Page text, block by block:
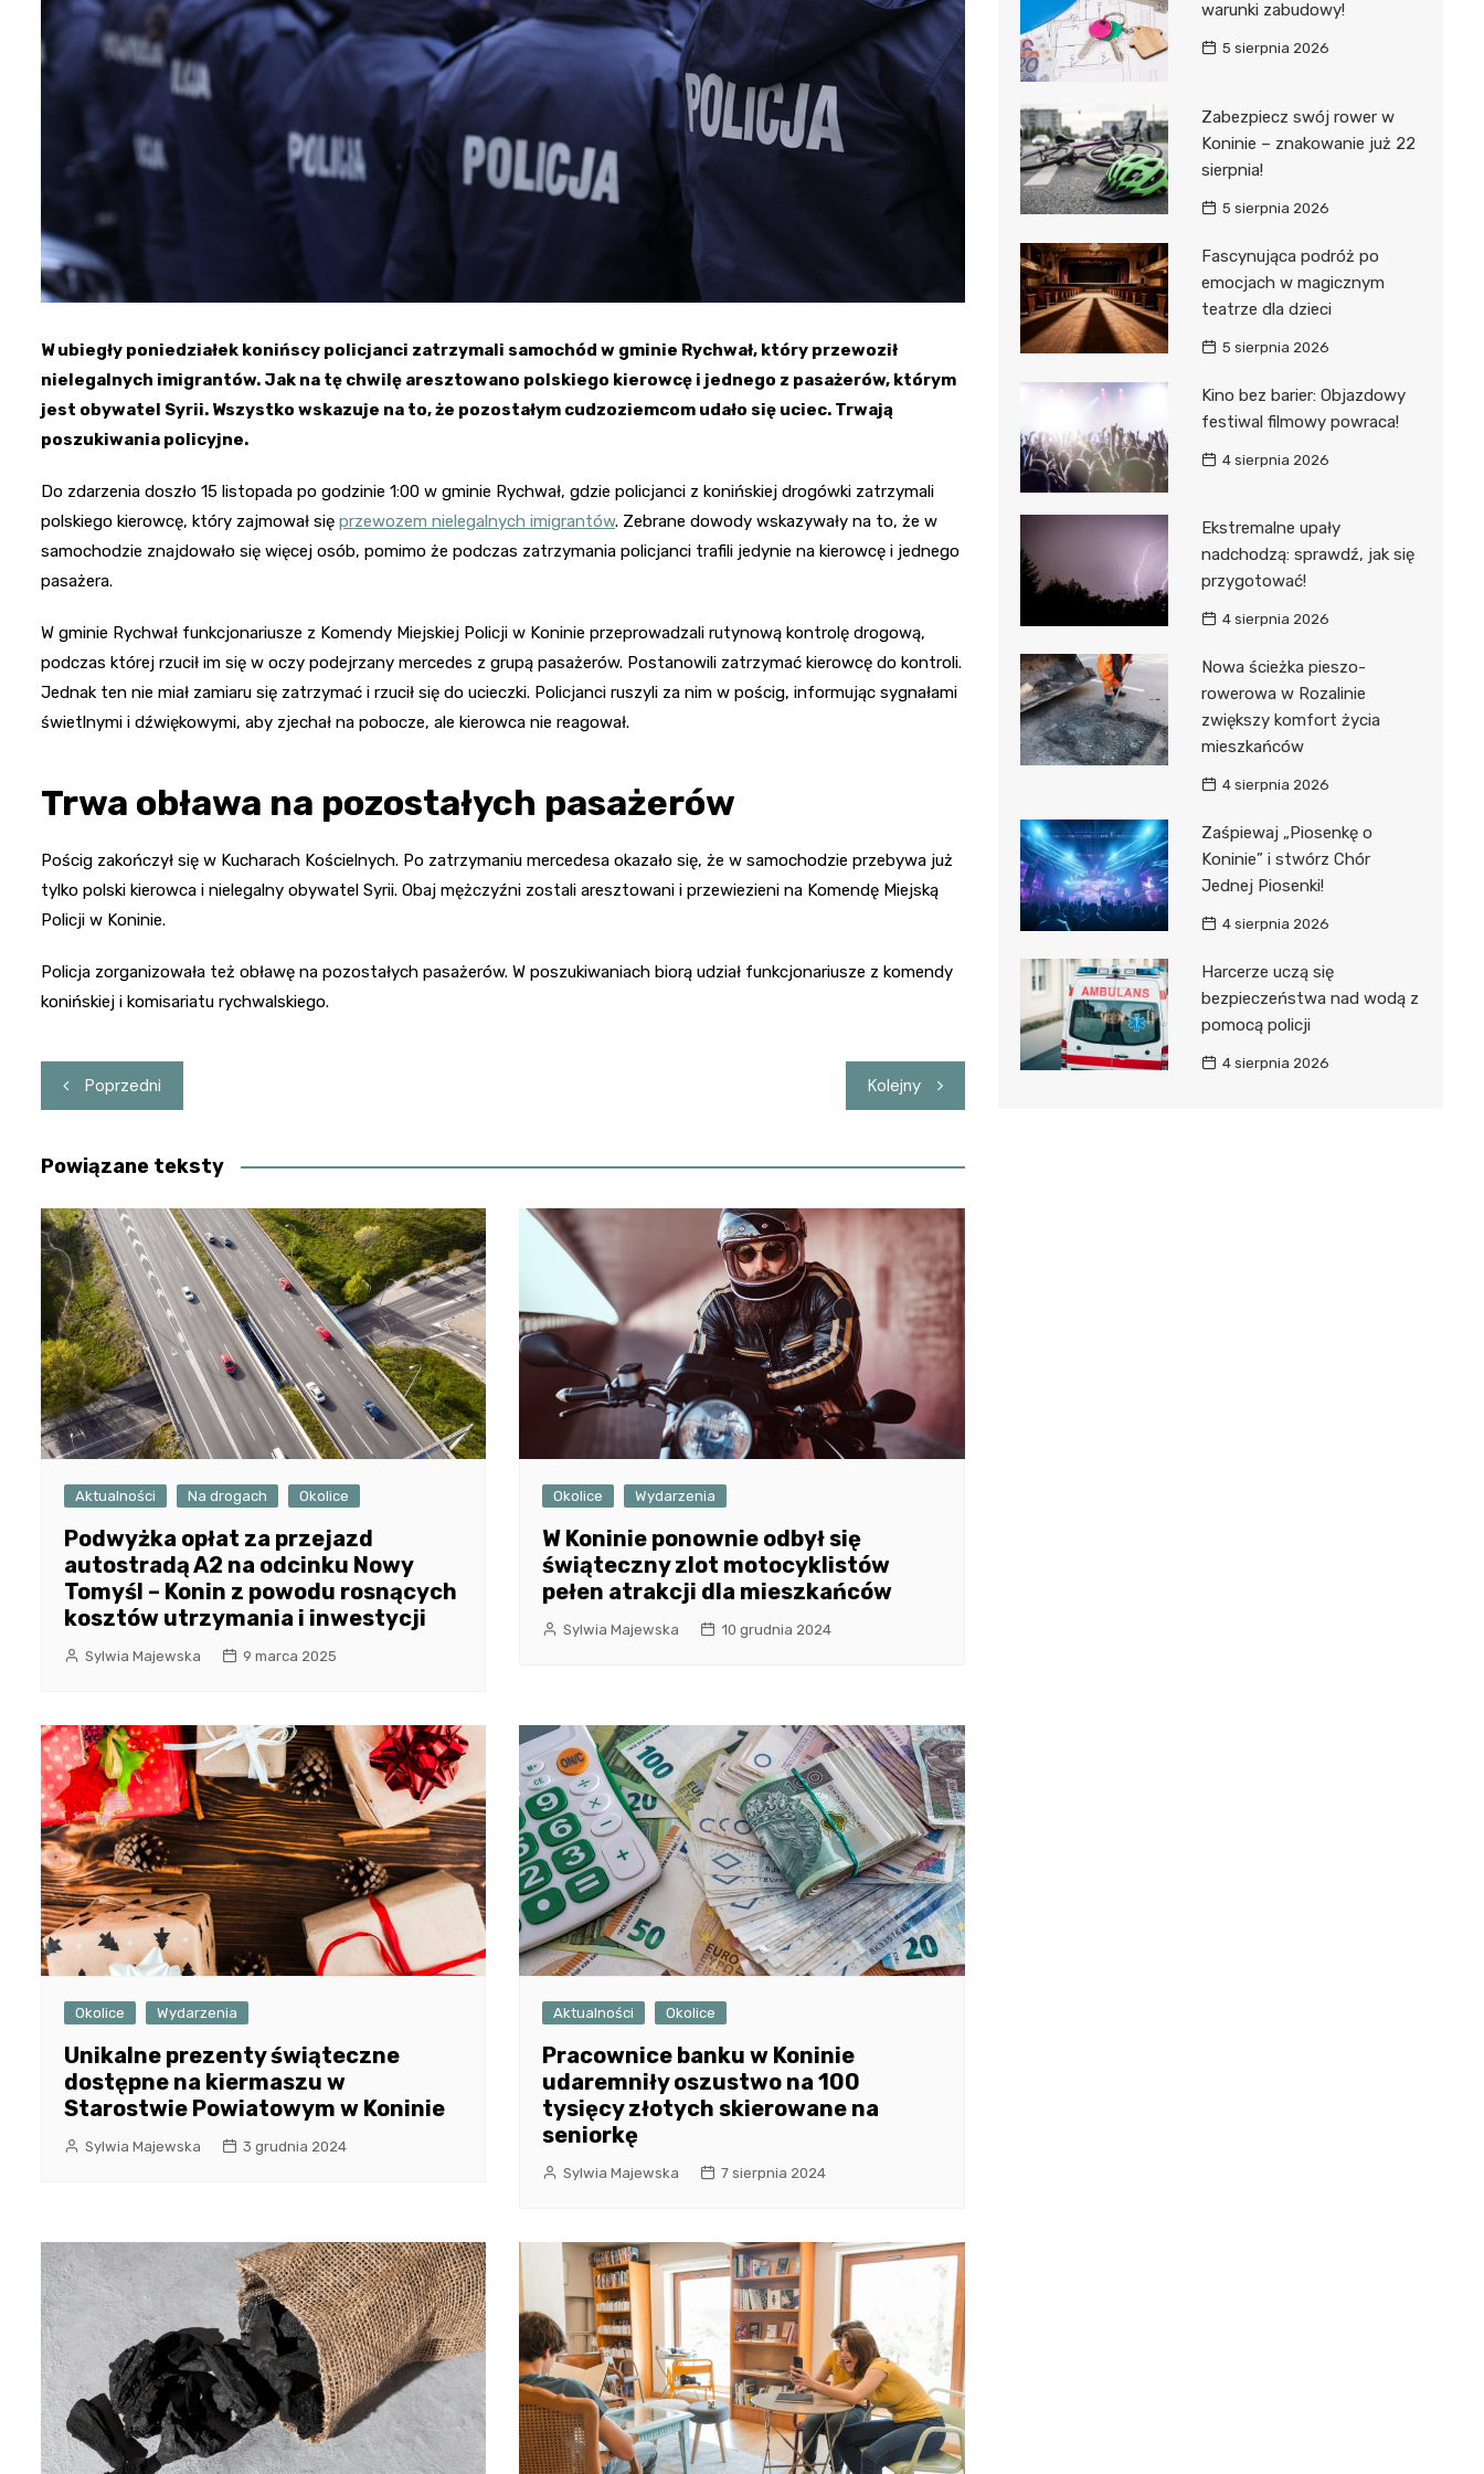
Urbanowskiej
Pałac Ludwika Reymonda
Wieża widokowa Złota
Góra
Kościół św. Andrzeja
Apostoła
Kościół św. Piotra i Pawła
w Starym Mieście
W ubiegły poniedziałek konińscy policjanci zatrzymali samochód w gminie Rychwał, który przewoził
nielegalnych imigrantów. Jak na tę chwilę aresztowano polskiego kierowcę i jednego z pasażerów, którym
jest obywatel Syrii. Wszystko wskazuje na to, że pozostałym cudzoziemcom udało się uciec. Trwają
poszukiwania policyjne.
Do zdarzenia doszło 15 listopada po godzinie 1:00 w gminie Rychwał, gdzie policjanci z konińskiej drogówki zatrzymali
polskiego kierowcę, który zajmował się przewozem nielegalnych imigrantów. Zebrane dowody wskazywały na to, że w
samochodzie znajdowało się więcej osób, pomimo że podczas zatrzymania policjanci trafili jedynie na kierowcę i jednego
pasażera.
W gminie Rychwał funkcjonariusze z Komendy Miejskiej Policji w Koninie przeprowadzali rutynową kontrolę drogową,
podczas której rzucił im się w oczy podejrzany mercedes z grupą pasażerów. Postanowili zatrzymać kierowcę do kontroli.
Jednak ten nie miał zamiaru się zatrzymać i rzucił się do ucieczki. Policjanci ruszyli za nim w pościg, informując sygnałami
świetlnymi i dźwiękowymi, aby zjechał na pobocze, ale kierowca nie reagował.
Trwa obława na pozostałych pasażerów
Pościg zakończył się w Kucharach Kościelnych. Po zatrzymaniu mercedesa okazało się, że w samochodzie przebywa już
tylko polski kierowca i nielegalny obywatel Syrii. Obaj mężczyźni zostali aresztowani i przewiezieni na Komendę Miejską
Policji w Koninie.
Policja zorganizowała też obławę na pozostałych pasażerów. W poszukiwaniach biorą udział funkcjonariusze z komendy
konińskiej i komisariatu rychwalskiego.
Nawigacja
wpisu
Poprzedni Kolejny
Powiązane teksty
Aktualności Na drogach Okolice
Podwyżka opłat za przejazd
autostradą A2 na odcinku Nowy
Tomyśl – Konin z powodu rosnących
kosztów utrzymania i inwestycji
Sylwia Majewska 9 marca 2025
Okolice Wydarzenia
W Koninie ponownie odbył się
świąteczny zlot motocyklistów
pełen atrakcji dla mieszkańców
Sylwia Majewska 10 grudnia 2024
Okolice Wydarzenia
Unikalne prezenty świąteczne
dostępne na kiermaszu w
Starostwie Powiatowym w Koninie
Sylwia Majewska 3 grudnia 2024
Aktualności Okolice
Pracownice banku w Koninie
udaremniły oszustwo na 100
tysięcy złotych skierowane na
seniorkę
Sylwia Majewska 7 sierpnia 2024
warunki zabudowy!
5 sierpnia 2026
Zabezpiecz swój rower w
Koninie – znakowanie już 22
sierpnia!
5 sierpnia 2026
Fascynująca podróż po
emocjach w magicznym
teatrze dla dzieci
5 sierpnia 2026
Kino bez barier: Objazdowy
festiwal filmowy powraca!
4 sierpnia 2026
Ekstremalne upały
nadchodzą: sprawdź, jak się
przygotować!
4 sierpnia 2026
Nowa ścieżka pieszo-
rowerowa w Rozalinie
zwiększy komfort życia
mieszkańców
4 sierpnia 2026
Zaśpiewaj „Piosenkę o
Koninie” i stwórz Chór
Jednej Piosenki!
4 sierpnia 2026
Harcerze uczą się
bezpieczeństwa nad wodą z
pomocą policji
4 sierpnia 2026